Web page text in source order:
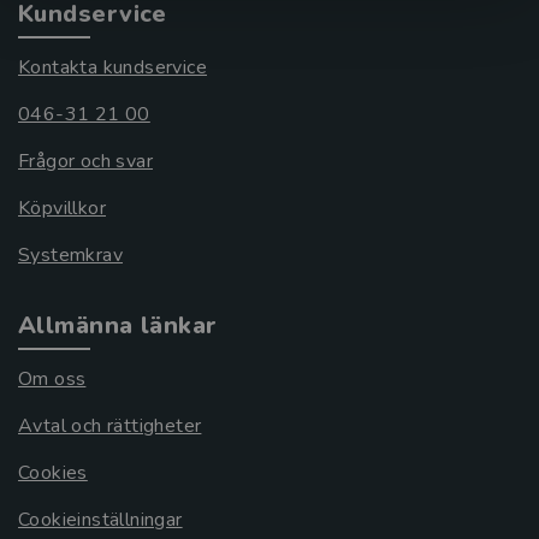
Kundservice
Kontakta kundservice
046-31 21 00
Frågor och svar
Köpvillkor
Systemkrav
Allmänna länkar
Om oss
Avtal och rättigheter
Cookies
Cookieinställningar